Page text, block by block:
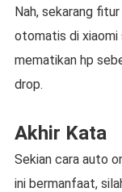
Nah, sekarang
otomatis di xiaomi
mematikan hp
drop.
Akhir Kata
Sekian cara auto
ini bermanfaat,